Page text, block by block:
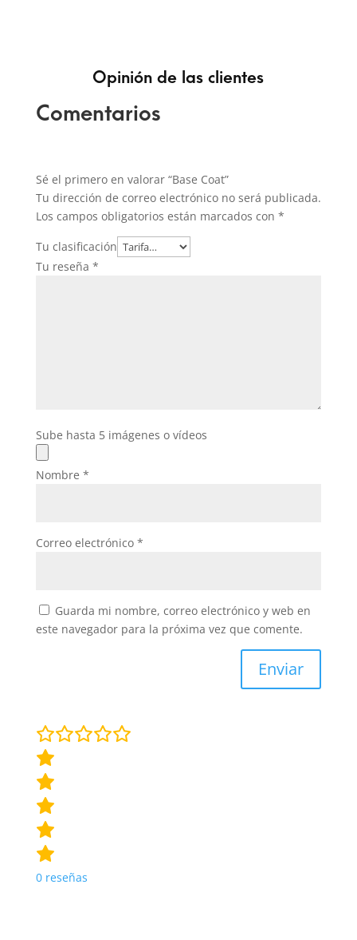
Opinión de las clientes
Comentarios
Sé el primero en valorar “Base Coat”
Tu dirección de correo electrónico no será publicada.
Los campos obligatorios están marcados con *
Tu clasificación
Tu reseña *
Sube hasta 5 imágenes o vídeos
Nombre *
Correo electrónico *
Guarda mi nombre, correo electrónico y web en
este navegador para la próxima vez que comente.
Enviar
0reseñas